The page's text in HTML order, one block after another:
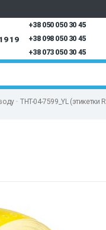
19
+38 050 050 30 45
+38 098 050 30 45
+38 073 050 30 45
THT-04-7599_YL